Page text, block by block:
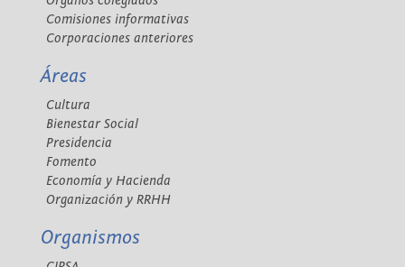
Comisiones informativas
Corporaciones anteriores
Áreas
Cultura
Bienestar Social
Presidencia
Fomento
Economía y Hacienda
Organización y RRHH
Organismos